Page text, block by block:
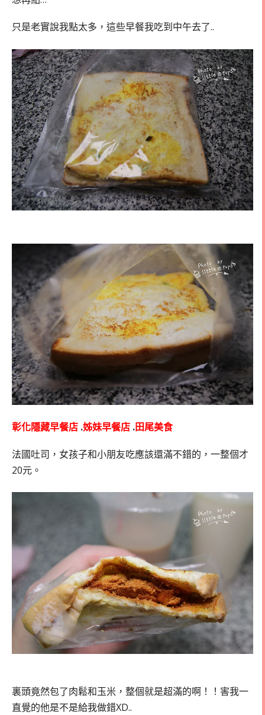
只是老實說我點太多，這些早餐我吃到中午去了..
彰化隱藏早餐店 .姊妹早餐店 .田尾美食
法國吐司，女孩子和小朋友吃應該還滿不錯的，一整個才
20元。
裏頭竟然包了肉鬆和玉米，整個就是超滿的啊！！害我一
直覺的他是不是給我做錯XD..